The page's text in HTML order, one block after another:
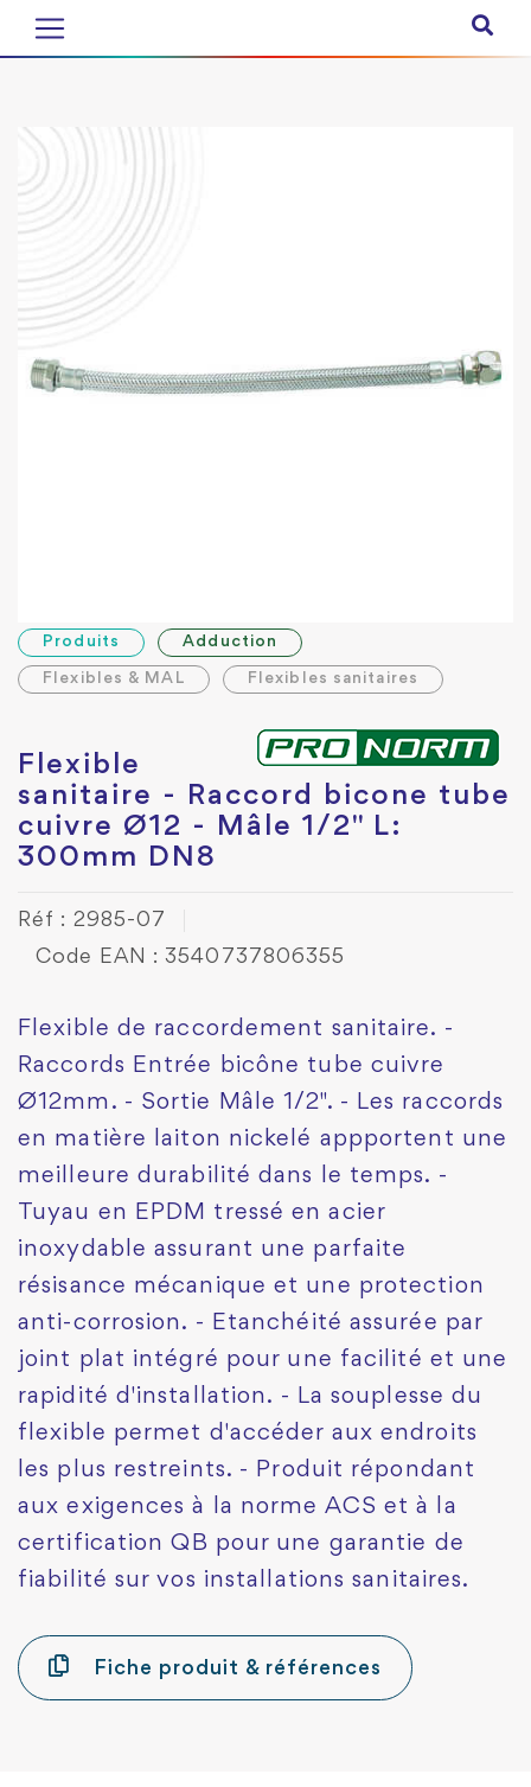
Produits Adduction
Flexibles & MAL Flexibles sanitaires
Flexible
sanitaire - Raccord bicone tube
cuivre Ø12 - Mâle 1/2" L:
300mm DN8
Réf : 2985-07
Code EAN : 3540737806355
Flexible de raccordement sanitaire. -
Raccords Entrée bicône tube cuivre
Ø12mm. - Sortie Mâle 1/2". - Les raccords
en matière laiton nickelé appportent une
meilleure durabilité dans le temps. -
Tuyau en EPDM tressé en acier
inoxydable assurant une parfaite
résisance mécanique et une protection
anti-corrosion. - Etanchéité assurée par
joint plat intégré pour une facilité et une
rapidité d'installation. - La souplesse du
flexible permet d'accéder aux endroits
les plus restreints. - Produit répondant
aux exigences à la norme ACS et à la
certification QB pour une garantie de
fiabilité sur vos installations sanitaires.
Fiche produit & références